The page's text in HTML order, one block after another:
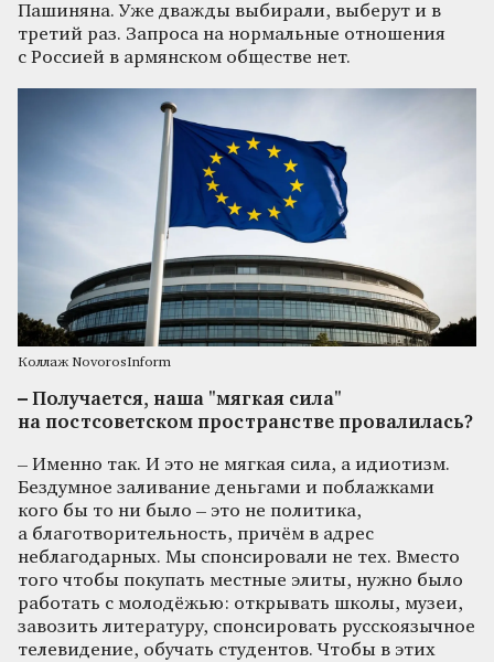
Пашиняна. Уже дважды выбирали, выберут и в
третий раз. Запроса на нормальные отношения
с Россией в армянском обществе нет.
Коллаж NovorosInform
– Получается, наша "мягкая сила"
на постсоветском пространстве провалилась?
– Именно так. И это не мягкая сила, а идиотизм.
Бездумное заливание деньгами и поблажками
кого бы то ни было – это не политика,
а благотворительность, причём в адрес
неблагодарных. Мы спонсировали не тех. Вместо
того чтобы покупать местные элиты, нужно было
работать с молодёжью: открывать школы, музеи,
завозить литературу, спонсировать русскоязычное
телевидение, обучать студентов. Чтобы в этих